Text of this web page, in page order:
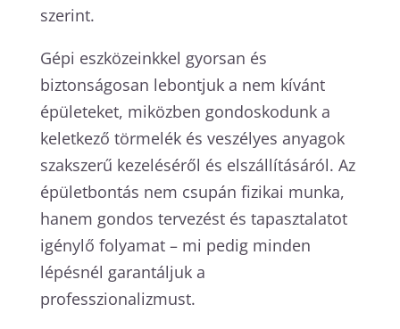
szerint.
Gépi eszközeinkkel gyorsan és
biztonságosan lebontjuk a nem kívánt
épületeket, miközben gondoskodunk a
keletkező törmelék és veszélyes anyagok
szakszerű kezeléséről és elszállításáról. Az
épületbontás nem csupán fizikai munka,
hanem gondos tervezést és tapasztalatot
igénylő folyamat – mi pedig minden
lépésnél garantáljuk a
professzionalizmust.